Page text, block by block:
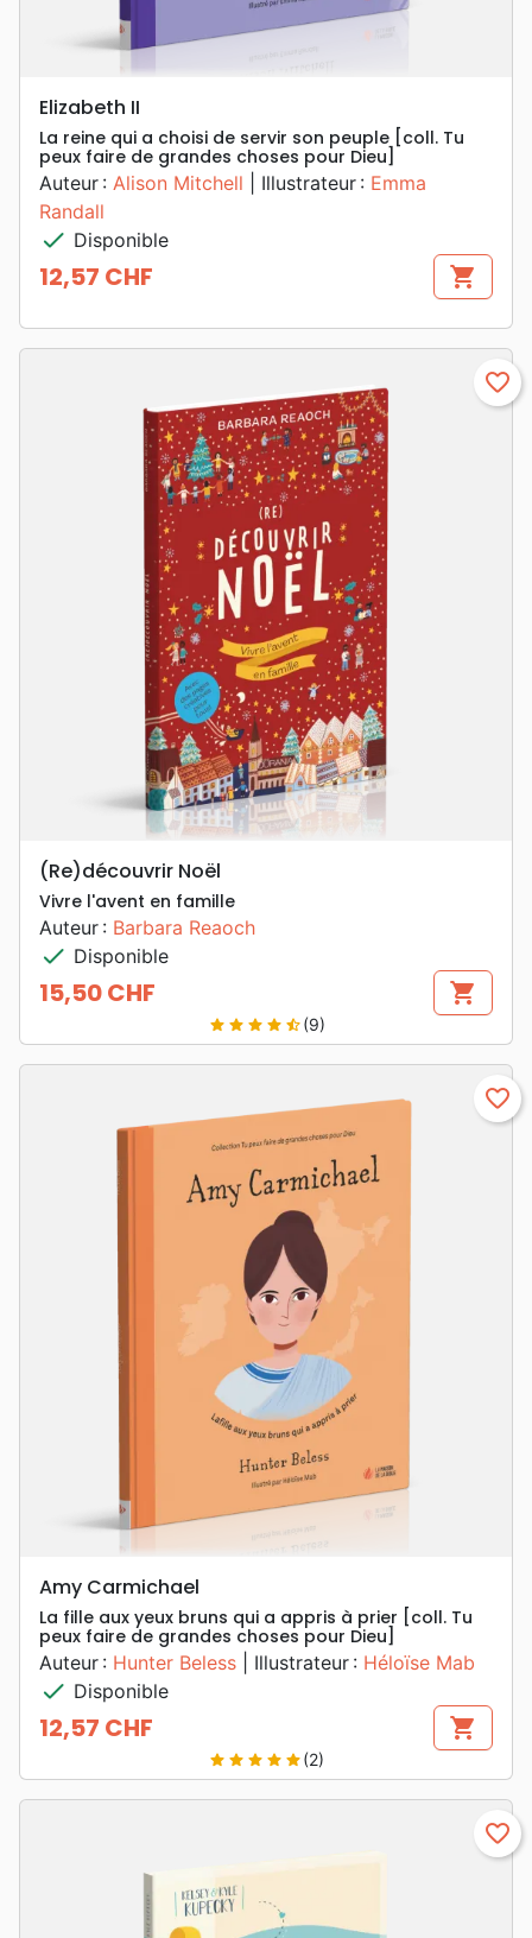
Elizabeth II
La reine qui a choisi de servir son peuple [coll. Tu
peux faire de grandes choses pour Dieu]
Auteur : Alison Mitchell | Illustrateur : Emma
Randall
check Disponible
Prix
12,57 CHF shopping_cart
favorite_border
(Re)découvrir Noël
Vivre l'avent en famille
Auteur : Barbara Reaoch
check Disponible
Prix
15,50 CHF shopping_cart
star star star star star_half(9)
favorite_border
Amy Carmichael
La fille aux yeux bruns qui a appris à prier [coll. Tu
peux faire de grandes choses pour Dieu]
Auteur : Hunter Beless | Illustrateur : Héloïse Mab
check Disponible
Prix
12,57 CHF shopping_cart
star star star star star(2)
favorite_border